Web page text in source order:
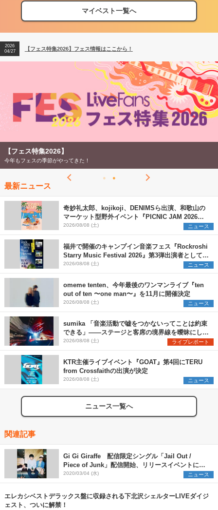
マイベスト一覧へ
【フェス特集2026】フェス情報はここから！
【ライブ動員ランキング】2026年上半期編発表！
2026
04/27
【フェス特集2026】フェス情報はここから！
2026
【ライブ動員ランキング】2026年上半期編発表！
【フェス特集2026】
今年もフェスの季節がやってきた！
最新ニュース
奇妙礼太郎、kojikoji、DENIMSら出演、和歌山の
マーケット型野外イベント『PICNIC JAM 2026』
早割チケット発売開始
2026/08/08 (土) ニュース
福井で開催のキャンプイン音楽フェス『Rockroshi
Starry Music Festival 2026』第3弾出演者として
SCOOBIE DO、かりゆし58、Reiを発表
2026/08/08 (土) ニュース
omeme tenten、今年最後のワンマンライブ『ten
out of ten 〜one man〜』を11月に開催決定
2026/08/08 (土) ニュース
sumika 「音楽活動で嘘をつかないってことは約束
できる」――ステージと客席の境界線を曖昧にし
た、ツアーファイナル武道館公演レポート
2026/08/08 (土) ライブレポート
KTR主催ライブイベント『GOAT』第4回にTERU
from Crossfaithの出演が決定
2026/08/08 (土) ニュース
ニュース一覧へ
関連記事
Gi Gi Giraffe 配信限定シングル「Jail Out /
Piece of Junk」配信開始、リリースイベントに
The Wisely Brothers出演決定
2020/03/04 (水) ニュース
エレカシベストデラックス盤に収録される下北沢シェルターLIVEダイジ
ェスト、ついに解禁！